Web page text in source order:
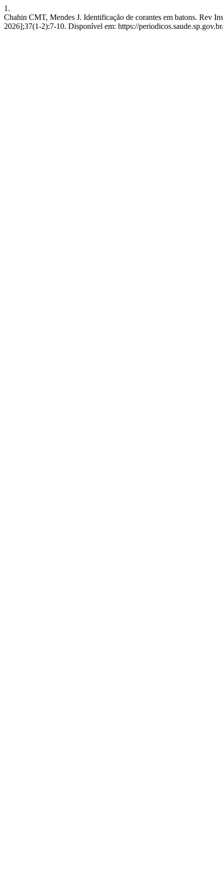
1.
Chahin CMT, Mendes J. Identificação de corantes em batons. Rev
2026];37(1-2):7-10. Disponível em: https://